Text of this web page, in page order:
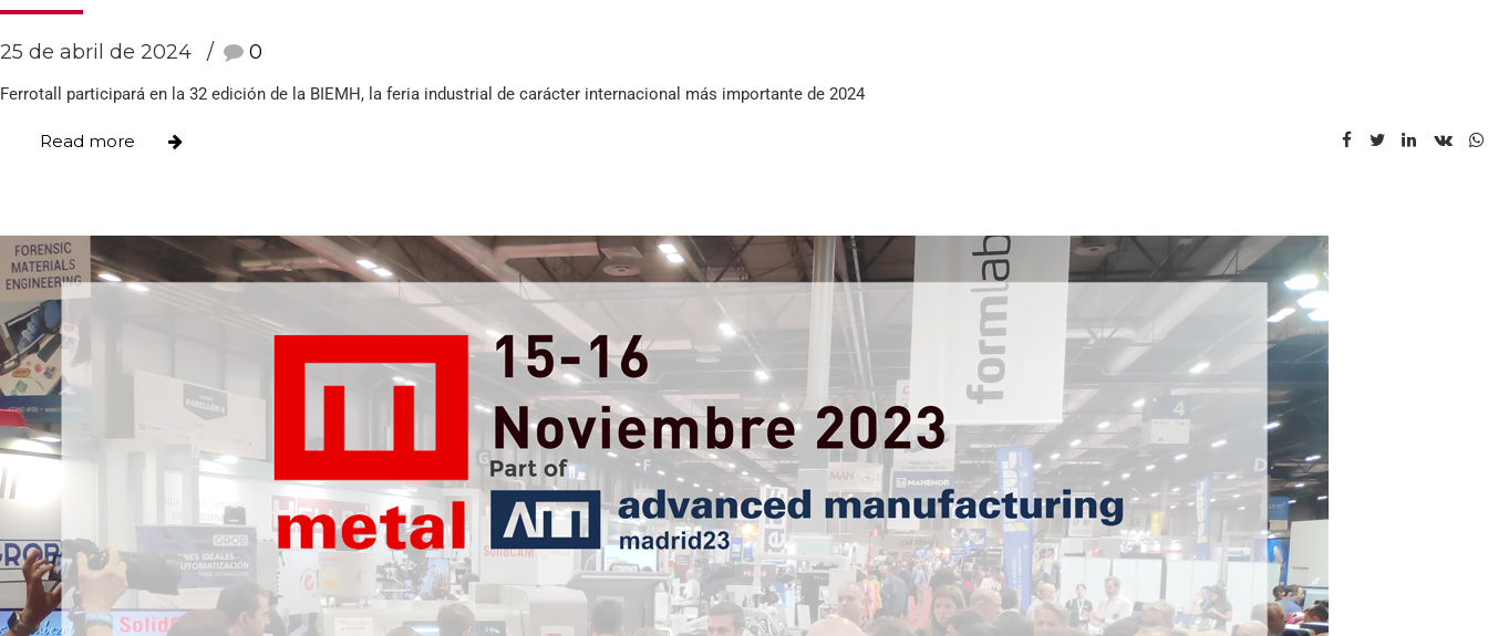
25 de abril de 2024 0
Ferrotall participará en la 32 edición de la BIEMH, la feria industrial de carácter internacional más importante de 2024
Read more